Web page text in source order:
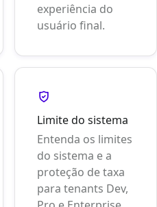
experiência do
usuário final.
Limite do sistema
Entenda os limites
do sistema e a
proteção de taxa
para tenants Dev,